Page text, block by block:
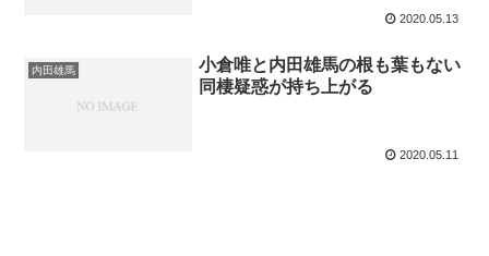
2020.05.13
内田雄馬
小倉唯と内田雄馬の根も葉もない
同棲疑惑が持ち上がる
2020.05.11